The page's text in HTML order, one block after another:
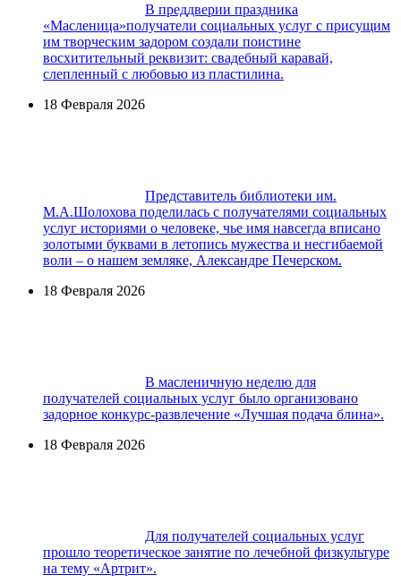
В преддверии праздника
«Масленица»получатели социальных услуг с присущим
им творческим задором создали поистине
восхитительный реквизит: cвадебный каравай,
слепленный с любовью из пластилина.
18 Февраля 2026
Представитель библиотеки им.
М.А.Шолохова поделилась с получателями социальных
услуг историями о человеке, чье имя навсегда вписано
золотыми буквами в летопись мужества и несгибаемой
воли – о нашем земляке, Александре Печерском.
18 Февраля 2026
В масленичную неделю для
получателей социальных услуг было организовано
задорное конкурс-развлечение «Лучшая подача блина».
18 Февраля 2026
Для получателей социальных услуг
прошло теоретическое занятие по лечебной физкультуре
на тему «Артрит».